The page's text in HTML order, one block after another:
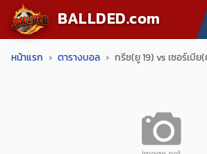
BALLDED.com
หน้าแรก ตารางบอล กรีซ(ยู 19) vs เซอร์เบีย(